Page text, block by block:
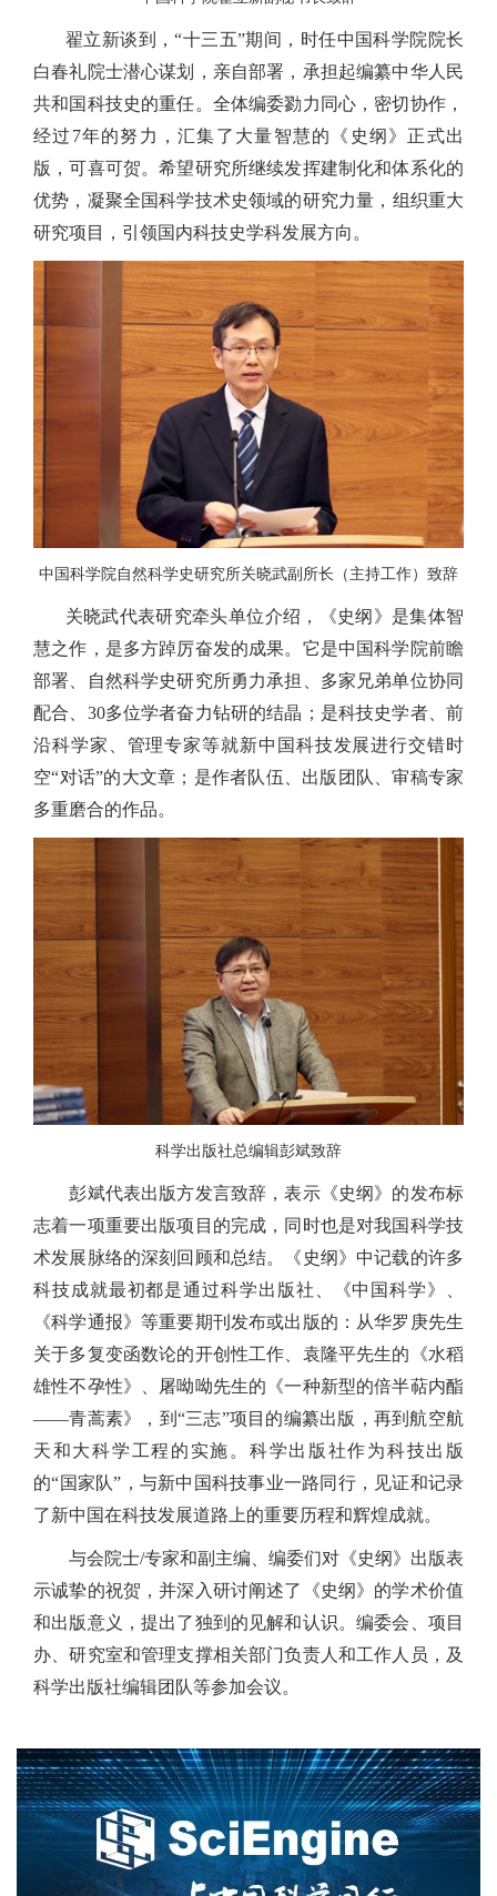
翟立新谈到，“十三五”期间，时任中国科学院院长
白春礼院士潜心谋划，亲自部署，承担起编纂中华人民
共和国科技史的重任。全体编委勠力同心，密切协作，
经过7年的努力，汇集了大量智慧的
《史纲》 正式出
版，可喜可贺。希望研究所继续发挥建制化和体系化的
优势， 凝聚全国科学技术史领域的研究力量， 组织重大
研究项目，引领国内科技史学科发展方向。
中国科学院自然科学史研究所关晓武副所长（主持工作）致辞
关晓武代表研究牵头单位介绍，《史纲》是集体智
慧之作，是多方踔厉奋发的成果。它是中国科学院前瞻
部署、自然科学史研究所勇力承担、多家兄弟单位协同
配合、 30多位学者奋力钻研的结晶；是科技史学者、前
沿科学家、管理专家等就新中国科技发展进行交错时
空“对话”的大文章；是作者队伍、出版团队、审稿专家
多重磨合的作品。
科学出版社总编辑彭斌致辞
彭斌代表出版方发言致辞，表示《史纲》的发布标
志着一项重要出版项目的完成，同时也是对我国科学技
术发展脉络的深刻回顾和总结。《史纲》中记载的许多
科技成就最初都是通过科学出版社、《中国科学》、
《科学通报》等重要期刊发布或出版的：从华罗庚先生
关于多复变函数论的开创性工作、袁隆平先生的《水稻
雄性不孕性》、屠呦呦先生的《一种新型的倍半萜内酯
——青蒿素》，到“三志”项目的编纂出版，再到航空航
天和大科学工程的实施。科学出版社作为科技出版
的“国家队”，与新中国科技事业一路同行，见证和记录
了新中国在科技发展道路上的重要历程和辉煌成就。
与会院士/专家和副主编、编委们对《史纲》出版表
示诚挚的祝贺，并深入研讨阐述了《史纲》的学术价值
和出版意义，提出了独到的见解和认识。编委会、项目
办、研究室和管理支撑相关部门负责人和工作人员，及
科学出版社编辑团队等参加会议。